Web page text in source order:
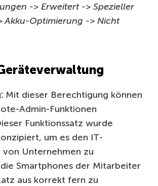
-> Erweitert -> Spezieller
Akku-Optimierung -> Nicht
Mit dieser Berechtigung können
Admin-Funktionen
Funktionssatz wurde
um es den IT-
von Unternehmen zu
Smartphones der Mitarbeiter
aus korrekt fern zu